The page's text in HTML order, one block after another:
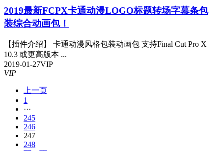
2019最新FCPX卡通动漫LOGO标题转场字幕条包
装综合动画包！
【插件介绍】 卡通动漫风格包装动画包 支持Final Cut Pro X
10.3 或更高版本 ...
2019-01-27VIP
VIP
上一页
1
···
245
246
247
248